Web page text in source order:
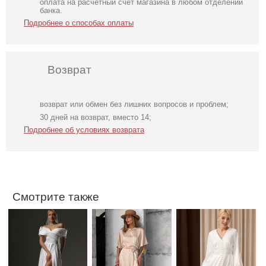
оплата на расчетный счет магазина в любом отделении
банка.
Подробнее о способах оплаты
Возврат
возврат или обмен без лишних вопросов и проблем;
30 дней на возврат, вместо 14;
Подробнее об условиях возврата
Смотрите также
Длинное
свадебное белое
платье с
Трендовое
шелковое платье
в бежевом цвете